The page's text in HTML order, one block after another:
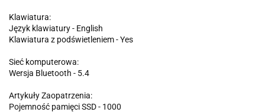
Klawiatura:
Język klawiatury - English
Klawiatura z podświetleniem - Yes
Sieć komputerowa:
Wersja Bluetooth - 5.4
Artykuły Zaopatrzenia:
Pojemność pamięci SSD - 1000